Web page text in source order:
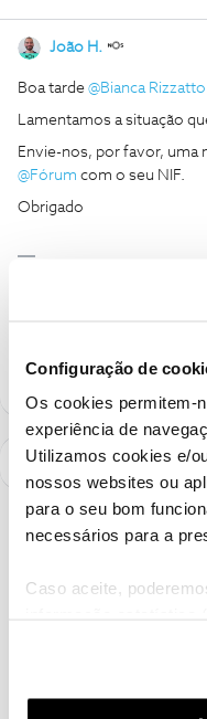
Configuração de
Os cookies permitem-
experiência de
Utilizamos cookies e/
nossos websites ou
para o seu bom
necessários para a
Caso aceite,
funcionalidades
funcionalidade) e
João H.
Boa tarde ​ @Bianca
Lamentamos a situação
Envie-nos, por favor, uma
@Fórum com o seu NIF.
Obrigado
Ajude a comunidade a
como "Melhor Resposta"